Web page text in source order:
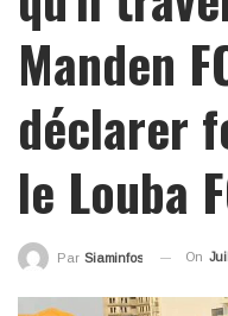
Manden
déclarer
le Louba
Par Siaminfos On